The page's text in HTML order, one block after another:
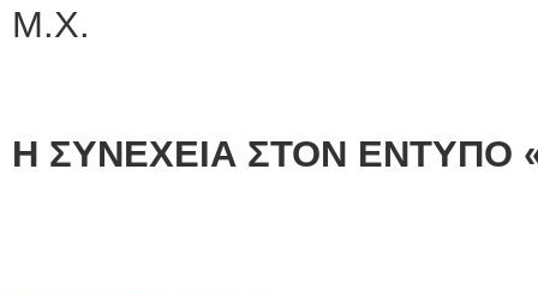
Μ.Χ.
Η ΣΥΝΕΧΕΙΑ ΣΤΟΝ ΕΝΤΥΠΟ